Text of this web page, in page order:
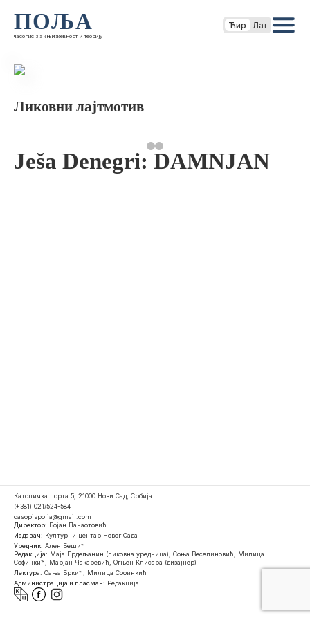
ПОЉА
часопис за књижевност и теорију
Ћир Лат
Ликовни лајтмотив
Ješa Denegri: DAMNJAN
Католичка порта 5, 21000 Нови Сад, Србија
(+381) 021/524-584
casopispolja@gmail.com
Директор: Бојан Панаотовић
Издавач: Културни центар Новог Сада
Уредник: Ален Бешић
Редакција: Маја Ердељанин (ликовна уредница), Соња Веселиновић, Милица
Софинкић, Марјан Чакаревић, Огњен Клисара (дизајнер)
Лектура: Сања Бркић, Милица Софинкић
Администрација и пласман: Редакција